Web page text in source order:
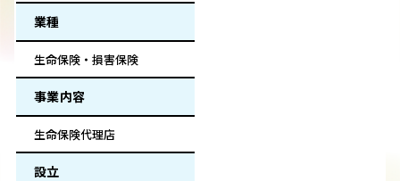
業種
生命保険・損害保険
事業内容
生命保険代理店
設立